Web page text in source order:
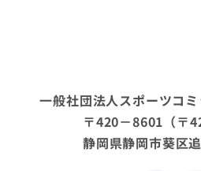
一般社団法人スポーツコ
〒420－8601（〒
静岡県静岡市葵区